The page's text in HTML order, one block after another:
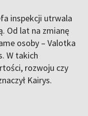
inspekcji utrwala
Od lat na zmianę
osoby – Valotka
W takich
rozwoju czy
Kairys.